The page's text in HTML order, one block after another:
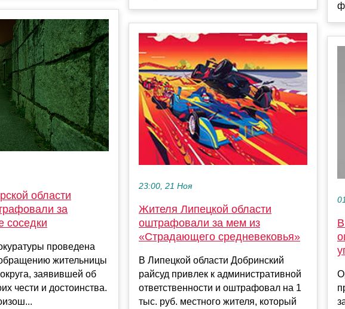
области
за
соседки
проведена
жительницы
заявившей об
чести и достоинства.
23:00, 21 Ноя
Жителя Липецкой области
оштрафовали за мем из
«Страдающего средневековья»
В Липецкой области Добринский
райсуд привлек к административной
ответственности и оштрафовал на 1
тыс. руб. местного жителя, который